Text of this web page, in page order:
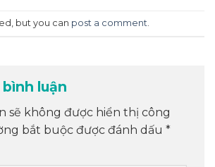
but you can post a comment
luận
sẽ không được hiển thị công
bắt buộc được đánh dấu *